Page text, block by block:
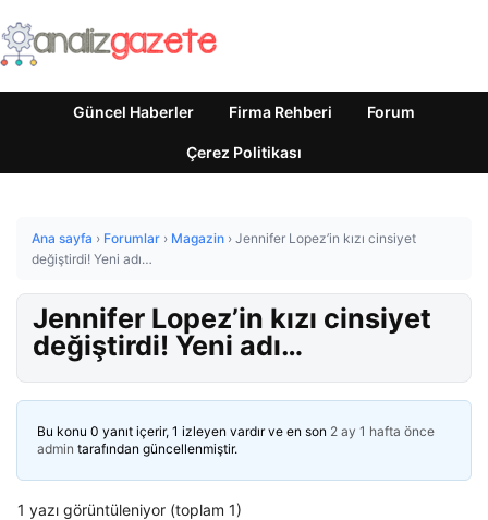
Güncel Haberler Firma Rehberi Forum
Çerez Politikası
Ana sayfa › Forumlar › Magazin › Jennifer Lopez’in kızı cinsiyet
değiştirdi! Yeni adı…
Jennifer Lopez’in kızı cinsiyet
değiştirdi! Yeni adı…
Bu konu 0 yanıt içerir, 1 izleyen vardır ve en son 2 ay 1 hafta önce
admin tarafından güncellenmiştir.
1 yazı görüntüleniyor (toplam 1)